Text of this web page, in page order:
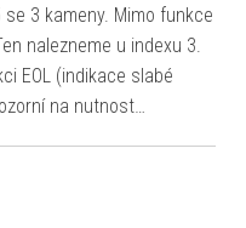
3 kameny. Mimo funkce
nalezneme u indexu 3.
EOL (indikace slabé
na nutnost…